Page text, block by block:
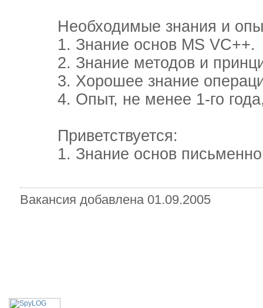
Необходимые знания и
1. Знание основ MS VC++.
2. Знание методов и
3. Хорошее знание
4. Опыт, не менее 1-го года,
Приветствуется:
1. Знание основ
Вакансия добавлена 01.09.2005